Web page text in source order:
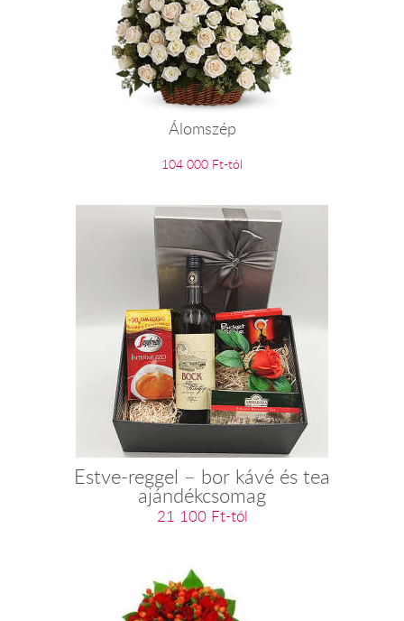
Álomszép
104 000 Ft-tól
Estve-reggel – bor kávé és tea
ajándékcsomag
21 100 Ft-tól